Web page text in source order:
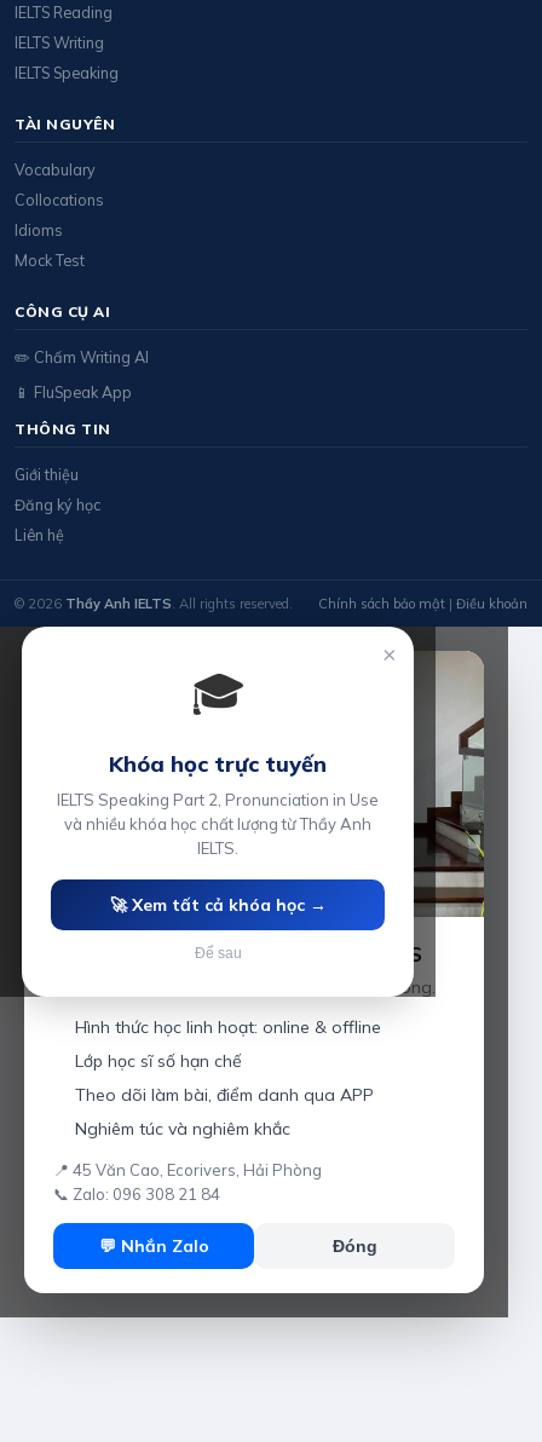
IELTS Reading
IELTS Writing
IELTS Speaking
TÀI NGUYÊN
Vocabulary
Collocations
Idioms
Mock Test
CÔNG CỤ AI
✏️ Chấm Writing AI
📱 FluSpeak App
THÔNG TIN
Giới thiệu
Đăng ký học
Liên hệ
© 2026 Thầy Anh IELTS . All rights reserved. Chính sách bảo mật | Điều khoản
Luyện thi IELTS cùng Thầy Anh IELTS
Giáo viên hơn 10 năm kinh nghiệm tại Hải Phòng.
Hình thức học linh hoạt: online & offline
Lớp học sĩ số hạn chế
Theo dõi làm bài, điểm danh qua APP
Nghiêm túc và nghiêm khắc
📍 45 Văn Cao, Ecorivers, Hải Phòng
📞 Zalo: 096 308 21 84
💬 Nhắn Zalo Đóng
×
🎓
Khóa học trực tuyến
IELTS Speaking Part 2, Pronunciation in Use
và nhiều khóa học chất lượng từ Thầy Anh
IELTS.
🚀 Xem tất cả khóa học →
Để sau